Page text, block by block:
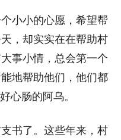
小小的心愿，希望帮
，却实实在在帮助村
事小情，总会第一个
地帮助他们，他们都
心肠的阿乌。
书了。这些年来，村